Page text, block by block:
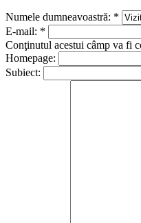
Numele dumneavoastră: *
E-mail: *
Conţinutul acestui câmp va fi
Homepage:
Subiect: